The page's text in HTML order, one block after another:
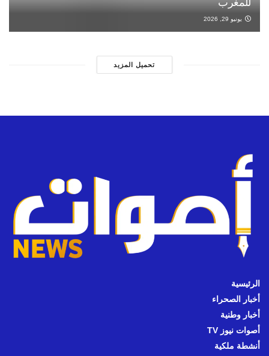
للمغرب
يونيو 29, 2026
تحميل المزيد
الرئيسية
أخبار الصحراء
أخبار وطنية
أصوات نيوز TV
أنشطة ملكية